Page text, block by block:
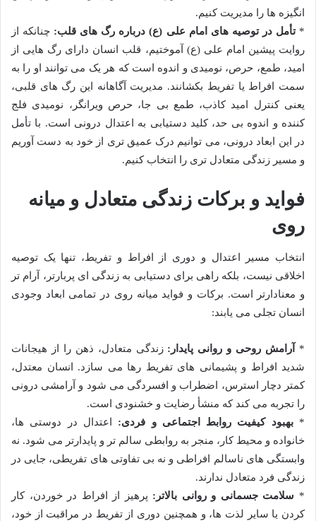
انگیزه ها را مدیریت کنیم.
*تأمل در توصیه های امام علی (ع) درباره رگ های قلب: چنانکه از
روایت پیشین امام علی (ع) آموختیم، قلب انسان دارای رگ هایی از
امید، طمع، حرص، نومیدی و اندوه است که هر یک می توانند او را به
سمت افراط یا تفریط بکشانند. مدیریت آگاهانه این رگ های قلبی،
یعنی کنترل امید کاذب، طمع بی جا، حرص ویرانگر، نومیدی فلج
کننده و اندوه بی حد، کلید دستیابی به اعتدال درونی است. با تأمل
در این ابعاد درونی، می توانیم درک عمیق تری از خود به دست آوریم
و مسیر زندگی متعادل تری را انتخاب کنیم.
فواید و برکات زندگی متعادل و میانه
روی
انتخاب مسیر اعتدال و دوری از افراط و تفریط، تنها یک توصیه
اخلاقی نیست، بلکه راهی برای دستیابی به زندگی ای پربارتر، آرام تر
و معنادارتر است. برکات و فواید میانه روی در تمامی ابعاد وجودی
انسان تجلی می یابند:
* آرامش روحی و روانی پایدار: زندگی متعادل، ذهن را از هیجانات
شدید افراط و پشیمانی های تفریط رها می سازد. انسان معتدل،
کمتر دچار استرس، اضطراب و افسردگی می شود و آرامشی درونی
را تجربه می کند که منشأ رضایت و خشنودی است.
*بهبود کیفیت روابط اجتماعی و فردی: اعتدال در دوستی ها،
خانواده و محیط کار، منجر به روابطی سالم تر و پایدارتر می شود. نه
وابستگی های ناسالم افراطی و نه بی تفاوتی های تفریطی، جایی در
زندگی فرد متعادل ندارند.
* سلامت جسمانی و روانی بالاتر: پرهیز از افراط در خوردن، کار
کردن یا سایر لذت ها، و همچنین دوری از تفریط در مراقبت از خود،